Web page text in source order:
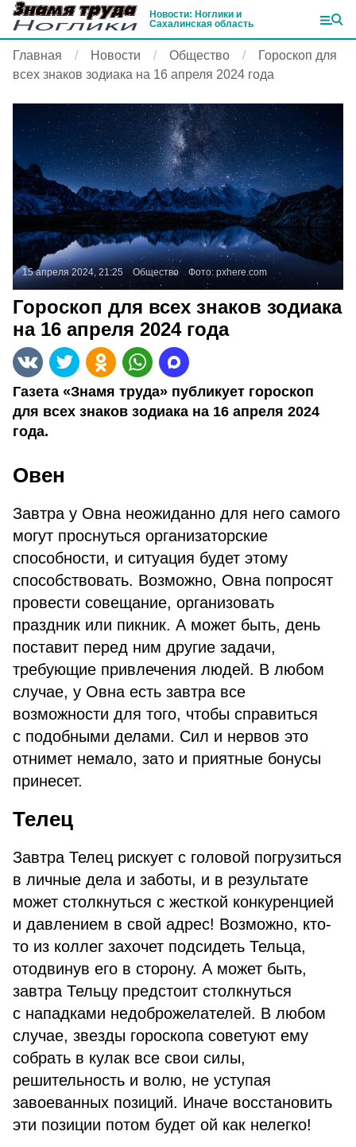
Новости: Ноглики и
Сахалинская область
Главная Новости Общество
Гороскоп для
всех знаков зодиака на 16 апреля 2024 года
15 апреля 2024, 21:25 Общество Фото: pxhere.com
Гороскоп для всех знаков зодиака
на 16 апреля 2024 года
Газета «Знамя труда» публикует гороскоп
для всех знаков зодиака на 16 апреля 2024
года.
Овен
Завтра у Овна неожиданно для него самого
могут проснуться организаторские
способности, и ситуация будет этому
способствовать. Возможно, Овна попросят
провести совещание, организовать
праздник или пикник. А может быть, день
поставит перед ним другие задачи,
требующие привлечения людей. В любом
случае, у Овна есть завтра все
возможности для того, чтобы справиться
с подобными делами. Сил и нервов это
отнимет немало, зато и приятные бонусы
принесет.
Телец
Завтра Телец рискует с головой погрузиться
в личные дела и заботы, и в результате
может столкнуться с жесткой конкуренцией
и давлением в свой адрес! Возможно, кто-
то из коллег захочет подсидеть Тельца,
отодвинув его в сторону. А может быть,
завтра Тельцу предстоит столкнуться
с нападками недоброжелателей. В любом
случае, звезды гороскопа советуют ему
собрать в кулак все свои силы,
решительность и волю, не уступая
завоеванных позиций. Иначе восстановить
эти позиции потом будет ой как нелегко!